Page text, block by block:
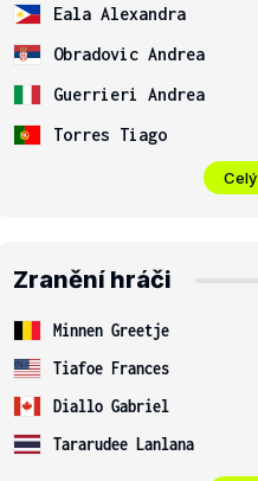
Eala Alexandra
Obradovic Andrea
Guerrieri Andrea
Torres Tiago
Zranění hráči
Minnen Greetje
Tiafoe Frances
Diallo Gabriel
Tararudee Lanlana